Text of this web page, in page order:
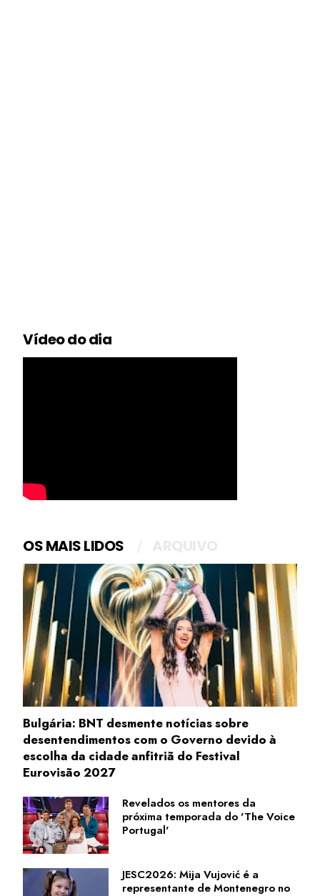
Vídeo do dia
OS MAIS LIDOS
Bulgária: BNT desmente notícias sobre
desentendimentos com o Governo devido à
escolha da cidade anfitriã do Festival
Eurovisão 2027
Revelados os mentores da
próxima temporada do 'The Voice
Portugal'
JESC2026: Mija Vujović é a
representante de Montenegro no